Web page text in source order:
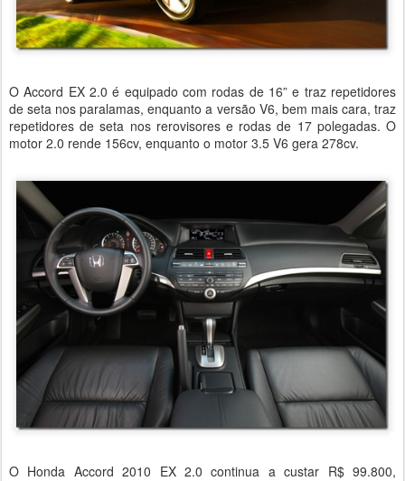
O Accord EX 2.0 é equipado com rodas de 16” e traz repetidores
de seta nos paralamas, enquanto a versão V6, bem mais cara, traz
repetidores de seta nos rerovisores e rodas de 17 polegadas. O
motor 2.0 rende 156cv, enquanto o motor 3.5 V6 gera 278cv.
O Honda Accord 2010 EX 2.0 continua a custar R$ 99.800,